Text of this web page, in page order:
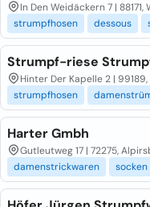
In Den Weidäckern 7 |
strumpfhosen
dessous
Strumpf-riese
Hinter Der Kapelle 2 |
strumpfhosen
Harter Gmbh
Gutleutweg 17 | 72275,
damenstrickwaren
socken